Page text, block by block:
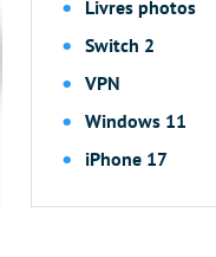
Livres photos
Switch 2
VPN
Windows 11
iPhone 17